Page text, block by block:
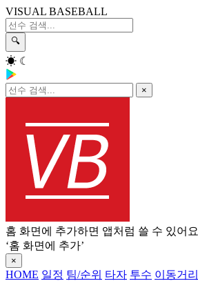
VISUAL BASEBALL
🔍
☀ ☾
×
홈 화면에 추가하면 앱처럼 쓸 수 있어요
‘홈 화면에 추가’
×
HOME 일정 팀/순위 타자 투수 이동거리